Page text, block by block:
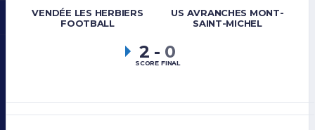
VENDÉE LES HERBIERS
FOOTBALL
US AVRANCHES MONT-
SAINT-MICHEL
2 - 0
SCORE FINAL